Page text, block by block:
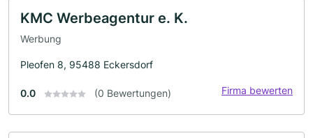
KMC Werbeagentur e. K.
Werbung
Pleofen 8, 95488 Eckersdorf
0.0 (0 Bewertungen) Firma bewerten